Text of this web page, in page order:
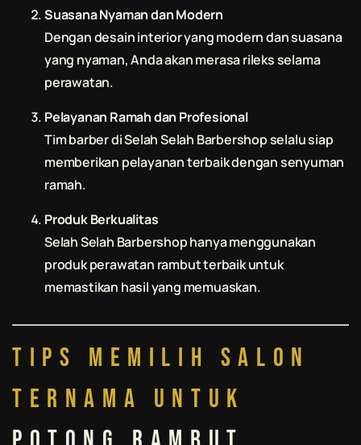
Suasana Nyaman dan Modern
Dengan desain interior yang modern dan suasana
yang nyaman, Anda akan merasa rileks selama
perawatan.
Pelayanan Ramah dan Profesional
Tim barber diSelah Selah Barbershopselalu siap
memberikan pelayanan terbaik dengan senyuman
ramah.
Produk Berkualitas
Selah Selah Barbershophanya menggunakan
produk perawatan rambut terbaik untuk
memastikan hasil yang memuaskan.
Tips Memilih Salon
Ternama untuk